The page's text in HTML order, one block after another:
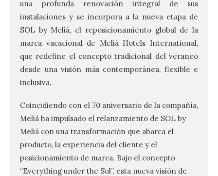
una profunda renovación integral de sus
instalaciones y se incorpora a la nueva etapa de
SOL by Meliá, el reposicionamiento global de la
marca vacacional de Meliá Hotels International,
que redefine el concepto tradicional del veraneo
desde una visión más contemporánea, flexible e
inclusiva.
Coincidiendo con el 70 aniversario de la compañía,
Meliá ha impulsado el relanzamiento de SOL by
Meliá con una transformación que abarca el
producto, la experiencia del cliente y el
posicionamiento de marca. Bajo el concepto
“Everything under the Sol”, esta nueva visión de